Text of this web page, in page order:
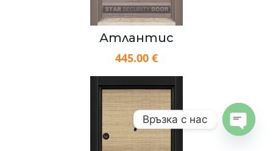
Атлантис
445.00 €
Връзка с нас